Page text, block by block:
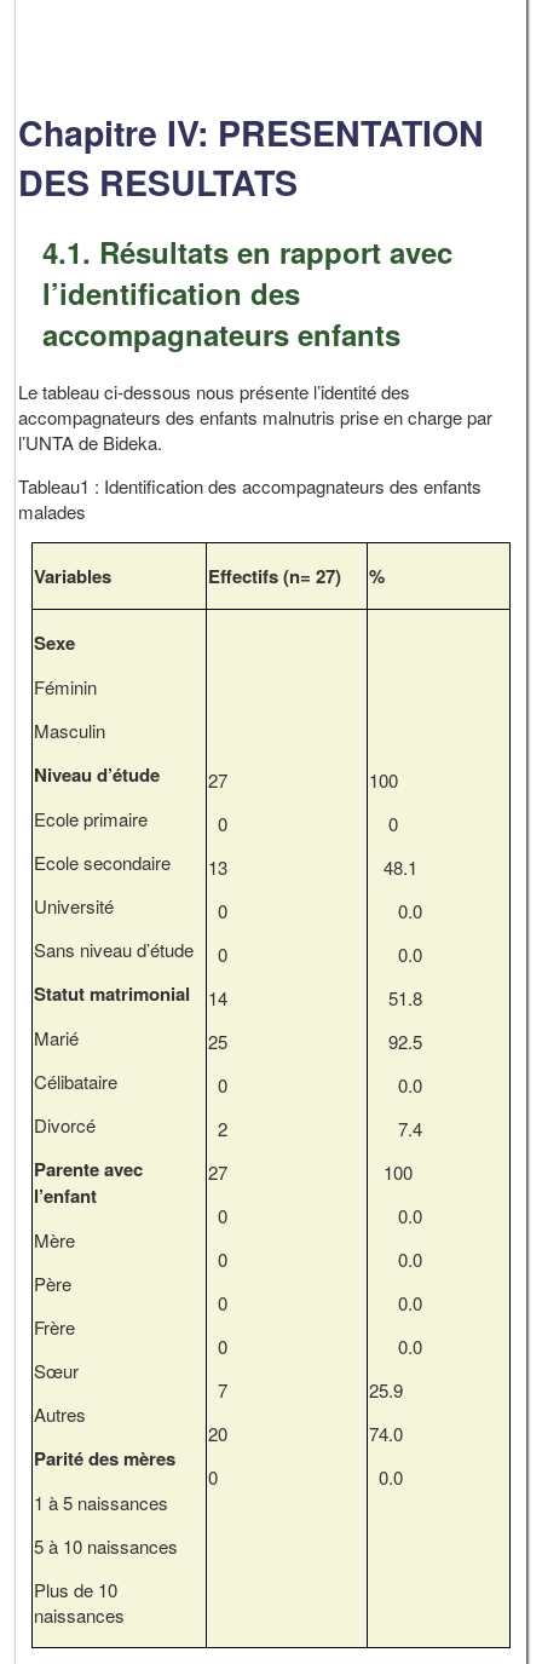
Chapitre IV: PRESENTATION
DES RESULTATS
4.1. Résultats en rapport avec
l’identification des
accompagnateurs enfants
Le tableau ci-dessous nous présente l’identité des
accompagnateurs des enfants malnutris prise en charge par
l’UNTA de Bideka.
Tableau1 : Identification des accompagnateurs des enfants
malades
Variables Effectifs (n= 27) %
Sexe
Féminin
Masculin
Niveau d’étude
Ecole primaire
Ecole secondaire
Université
Sans niveau d’étude
Statut matrimonial
Marié
Célibataire
Divorcé
Parente avec
l’enfant
Mère
Père
Frère
Sœur
Autres
Parité des mères
1 à 5 naissances
5 à 10 naissances
Plus de 10
naissances
27
0
13
0
0
14
25
0
2
27
0
0
0
0
7
20
0
100
0
48.1
0.0
0.0
51.8
92.5
0.0
7.4
100
0.0
0.0
0.0
0.0
25.9
74.0
0.0